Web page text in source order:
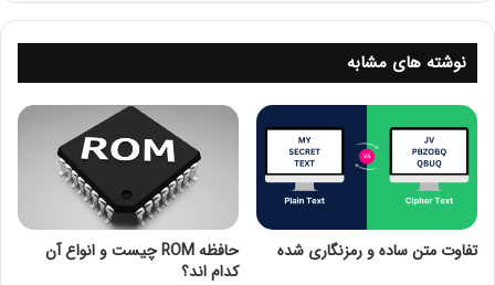
Flex NIC چیست
کارت شبکه infiniband چیست
کارت شبکه اترنت چیست
کارت شبکه بی سیم
کارت شبکه وایرلس
انواع اسلات های کارت شبکه
سرعت و پهنای باند در کارت شبکه
نحوه خرید کارت شبکه
نوشته های مشابه
تفاوت متن ساده و رمزنگاری شده
حافظه ROM چیست و انواع آن
کدام اند؟